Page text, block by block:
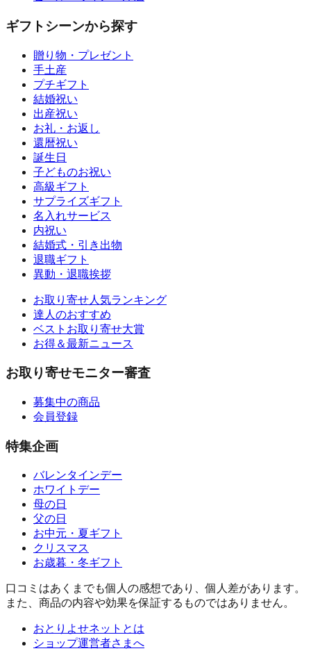
ギフトシーンから探す
贈り物・プレゼント
手土産
プチギフト
結婚祝い
出産祝い
お礼・お返し
還暦祝い
誕生日
子どものお祝い
高級ギフト
サプライズギフト
名入れサービス
内祝い
結婚式・引き出物
退職ギフト
異動・退職挨拶
お取り寄せ人気ランキング
達人のおすすめ
ベストお取り寄せ大賞
お得＆最新ニュース
お取り寄せモニター審査
募集中の商品
会員登録
特集企画
バレンタインデー
ホワイトデー
母の日
父の日
お中元・夏ギフト
クリスマス
お歳暮・冬ギフト
口コミはあくまでも個人の感想であり、個人差があります。
また、商品の内容や効果を保証するものではありません。
おとりよせネットとは
ショップ運営者さまへ